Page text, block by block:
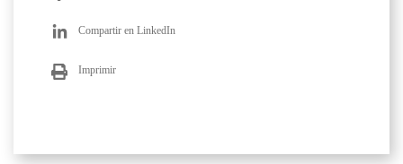
Compartir en LinkedIn
Imprimir